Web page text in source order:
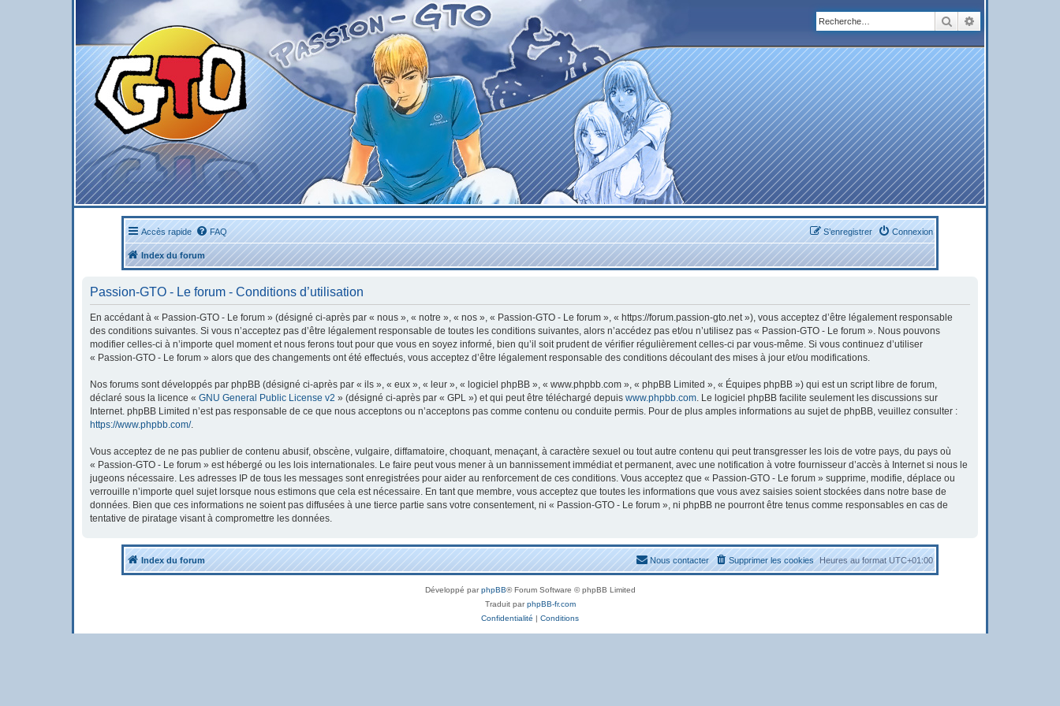
Rechercher
Accès rapide FAQ Connexion
S’enregistrer
Index du forum
Passion-GTO - Le forum - Conditions d’utilisation
En accédant à « Passion-GTO - Le forum » (désigné ci-après par « nous », « notre », « nos », « Passion-GTO - Le forum », « https://forum.passion-gto.net »), vous acceptez d’être légalement responsable
des conditions suivantes. Si vous n’acceptez pas d’être légalement responsable de toutes les conditions suivantes, alors n’accédez pas et/ou n’utilisez pas « Passion-GTO - Le forum ». Nous pouvons
modifier celles-ci à n’importe quel moment et nous ferons tout pour que vous en soyez informé, bien qu’il soit prudent de vérifier régulièrement celles-ci par vous-même. Si vous continuez d’utiliser
« Passion-GTO - Le forum » alors que des changements ont été effectués, vous acceptez d’être légalement responsable des conditions découlant des mises à jour et/ou modifications.
Nos forums sont développés par phpBB (désigné ci-après par « ils », « eux », « leur », « logiciel phpBB », « www.phpbb.com », « phpBB Limited », « Équipes phpBB ») qui est un script libre de forum,
déclaré sous la licence « GNU General Public License v2 » (désigné ci-après par « GPL ») et qui peut être téléchargé depuis www.phpbb.com. Le logiciel phpBB facilite seulement les discussions sur
Internet. phpBB Limited n’est pas responsable de ce que nous acceptons ou n’acceptons pas comme contenu ou conduite permis. Pour de plus amples informations au sujet de phpBB, veuillez consulter :
https://www.phpbb.com/.
Vous acceptez de ne pas publier de contenu abusif, obscène, vulgaire, diffamatoire, choquant, menaçant, à caractère sexuel ou tout autre contenu qui peut transgresser les lois de votre pays, du pays où
« Passion-GTO - Le forum » est hébergé ou les lois internationales. Le faire peut vous mener à un bannissement immédiat et permanent, avec une notification à votre fournisseur d’accès à Internet si nous le
jugeons nécessaire. Les adresses IP de tous les messages sont enregistrées pour aider au renforcement de ces conditions. Vous acceptez que « Passion-GTO - Le forum » supprime, modifie, déplace ou
verrouille n’importe quel sujet lorsque nous estimons que cela est nécessaire. En tant que membre, vous acceptez que toutes les informations que vous avez saisies soient stockées dans notre base de
données. Bien que ces informations ne soient pas diffusées à une tierce partie sans votre consentement, ni « Passion-GTO - Le forum », ni phpBB ne pourront être tenus comme responsables en cas de
tentative de piratage visant à compromettre les données.
Index du forum Heures au formatUTC+01:00
Supprimer les cookies
Nous contacter
Développé parphpBB® Forum Software © phpBB Limited
Traduit parphpBB-fr.com
Confidentialité | Conditions